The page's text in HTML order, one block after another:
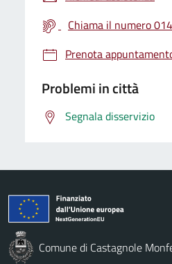
Chiama il numero
Prenota
Problemi in città
Segnala disservizio
Comune di Castagnole